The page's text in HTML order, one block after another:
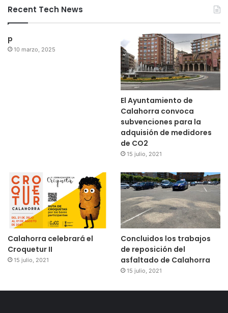
Recent Tech News
p
10 marzo, 2025
El Ayuntamiento de
Calahorra convoca
subvenciones para la
adquisión de medidores
de CO2
15 julio, 2021
Calahorra celebrará el
Croquetur II
15 julio, 2021
Concluidos los trabajos
de reposición del
asfaltado de Calahorra
15 julio, 2021